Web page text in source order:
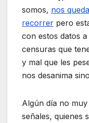
somos, nos
recorrer pero
con estos datos
censuras que
y mal que les
nos desanima
Algún día no
señales, quienes